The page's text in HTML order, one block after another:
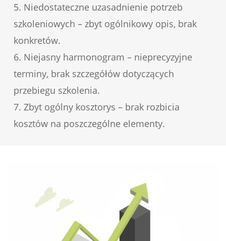
5. Niedostateczne uzasadnienie potrzeb
szkoleniowych – zbyt ogólnikowy opis, brak
konkretów.
6. Niejasny harmonogram – nieprecyzyjne
terminy, brak szczegółów dotyczących
przebiegu szkolenia.
7. Zbyt ogólny kosztorys – brak rozbicia
kosztów na poszczególne elementy.